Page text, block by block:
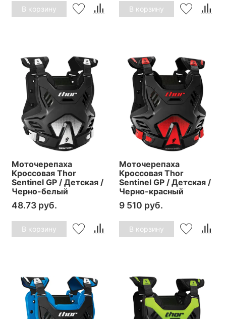
В корзину В корзину
Моточерепаха
Кроссовая Thor
Sentinel GP / Детская /
Черно-белый
48.73 руб.
В корзину
Моточерепаха
Кроссовая Thor
Sentinel GP / Детская /
Черно-красный
9 510 руб.
В корзину